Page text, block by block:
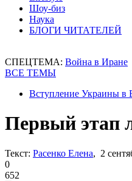
Шоу-биз
Наука
БЛОГИ ЧИТАТЕЛЕЙ
СПЕЦТЕМА: Война в Иране
ВСЕ ТЕМЫ
Вступление Украины в
Первый этап
Текст: Расенко Елена, 2
0
652